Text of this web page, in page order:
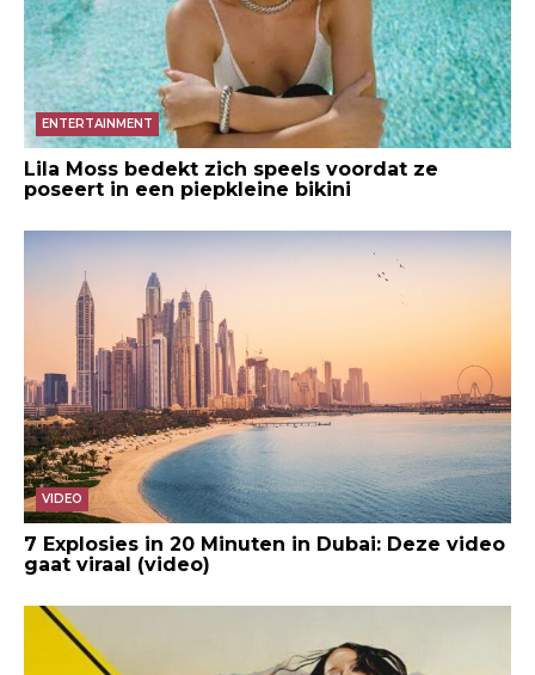
ENTERTAINMENT
Lila Moss bedekt zich speels voordat ze
poseert in een piepkleine bikini
VIDEO
7 Explosies in 20 Minuten in Dubai: Deze video
gaat viraal (video)